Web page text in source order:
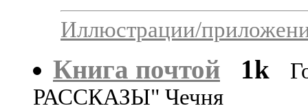
Иллюстрации/
Книга почтой 1k
РАССКАЗЫ" Чечня